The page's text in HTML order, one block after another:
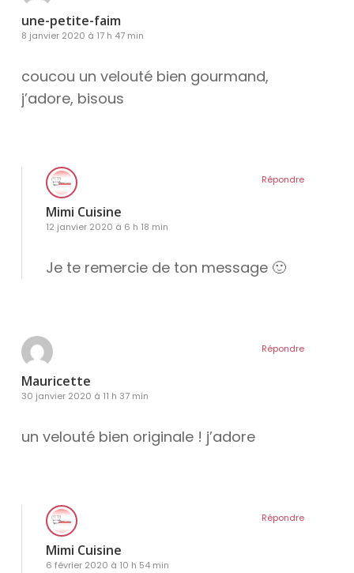
une-petite-faim
8 janvier 2020 à 17 h 47 min
coucou un velouté bien gourmand,
j’adore, bisous
Mimi Cuisine
12 janvier 2020 à 6 h 18 min
Je te remercie de ton message 🙂
Répondre
Mauricette
30 janvier 2020 à 11 h 37 min
un velouté bien originale ! j’adore
Répondre
Mimi Cuisine
6 février 2020 à 10 h 54 min
Répondre